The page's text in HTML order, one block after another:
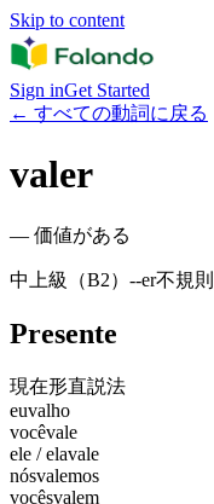
Skip to content
Sign inGet Started
← すべての動詞に戻る
valer
— 価値がある
中上級（B2） --er不規則
Presente
現在形直説法
euvalho
vocêvale
ele / elavale
nósvalemos
vocêsvalem